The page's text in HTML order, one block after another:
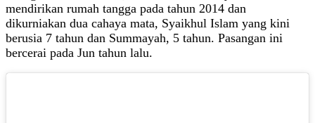
mendirikan rumah tangga pada tahun 2014 dan
dikurniakan dua cahaya mata, Syaikhul Islam yang kini
berusia 7 tahun dan Summayah, 5 tahun. Pasangan ini
bercerai pada Jun tahun lalu.